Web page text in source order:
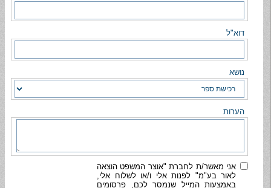
דוא"ל
נושא
הערות
אני מאשר/ת לחברת "אוצר המשפט הוצאה
לאור בע"מ" לפנות אלי ו/או לשלוח אלי,
באמצעות המייל שנמסר לכם, פרסומים